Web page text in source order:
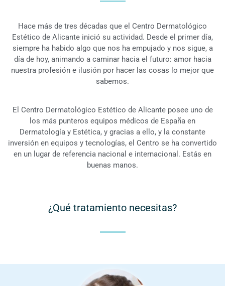
Hace más de tres décadas que el Centro Dermatológico
Estético de Alicante inició su actividad. Desde el primer día,
siempre ha habido algo que nos ha empujado y nos sigue, a
día de hoy, animando a caminar hacia el futuro: amor hacia
nuestra profesión e ilusión por hacer las cosas lo mejor que
sabemos.
El Centro Dermatológico Estético de Alicante posee uno de
los más punteros equipos médicos de España en
Dermatología y Estética, y gracias a ello, y la constante
inversión en equipos y tecnologías, el Centro se ha convertido
en un lugar de referencia nacional e internacional. Estás en
buenas manos.
¿Qué tratamiento necesitas?